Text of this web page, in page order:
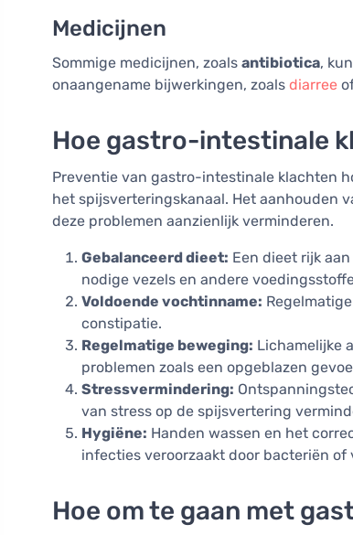
Medicijnen
Sommige medicijnen, zoals antibiotica,
onaangename bijwerkingen, zoals diarree
Hoe gastro-intestinale
Preventie van gastro-intestinale klachten
het spijsverteringskanaal. Het aanhouden
deze problemen aanzienlijk verminderen.
Gebalanceerd dieet: Een dieet rijk
nodige vezels en andere
Voldoende vochtinname:
constipatie.
Regelmatige beweging: Lichamelijke
problemen zoals een opgeblazen
Stressvermindering:
van stress op de spijsvertering
Hygiëne: Handen wassen en het
infecties veroorzaakt door bacteriën of
Hoe om te gaan met